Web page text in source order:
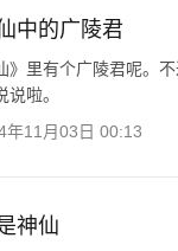
中的广陵君
》里有个广陵君呢。
啦。
年11月03日 00:13
神仙